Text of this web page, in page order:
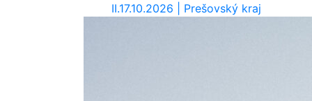
II.17.10.2026 | Prešovský kraj